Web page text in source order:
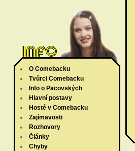
O Comebacku
Tvůrci Comebacku
Info o Pacovských
Hlavní postavy
Hosté v Comebacku
Zajímavosti
Rozhovory
Články
Chyby